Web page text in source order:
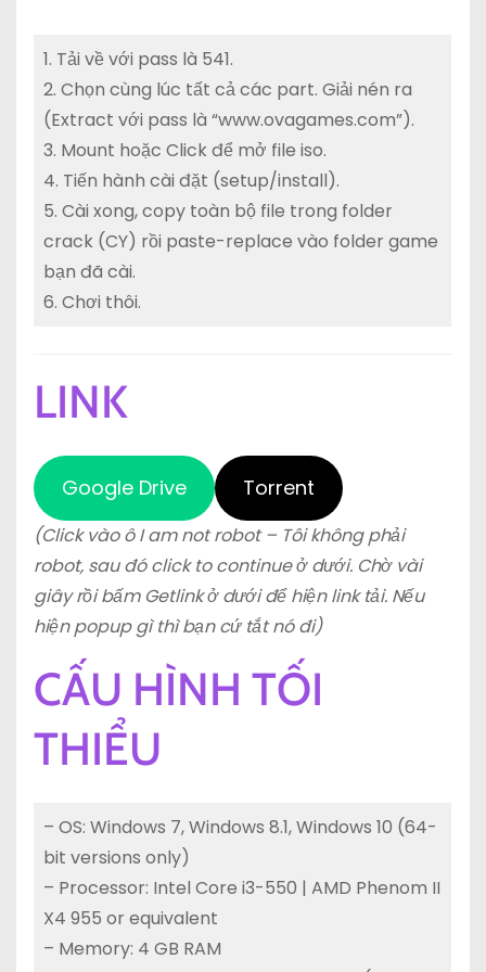
1. Tải về với pass là 541.
2. Chọn cùng lúc tất cả các part. Giải nén ra
(Extract với pass là “www.ovagames.com”).
3. Mount hoặc Click để mở file iso.
4. Tiến hành cài đặt (setup/install).
5. Cài xong, copy toàn bộ file trong folder
crack (CY) rồi paste-replace vào folder game
bạn đã cài.
6. Chơi thôi.
LINK
Google Drive Torrent
(Click vào ô I am not robot – Tôi không phải
robot, sau đó click to continue ở dưới. Chờ vài
giây rồi bấm Getlink ở dưới để hiện link tải. Nếu
hiện popup gì thì bạn cứ tắt nó đi)
CẤU HÌNH TỐI
THIỂU
– OS: Windows 7, Windows 8.1, Windows 10 (64-
bit versions only)
– Processor: Intel Core i3-550 | AMD Phenom II
X4 955 or equivalent
– Memory: 4 GB RAM